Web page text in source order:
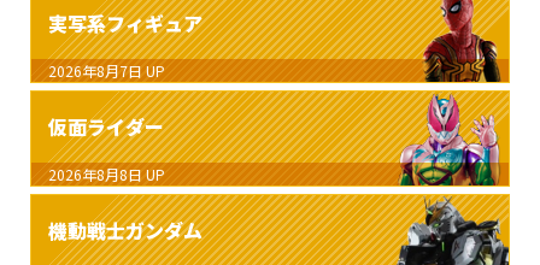
実写系フィギュア
2026年8月7日 UP
仮面ライダー
2026年8月8日 UP
機動戦士ガンダム